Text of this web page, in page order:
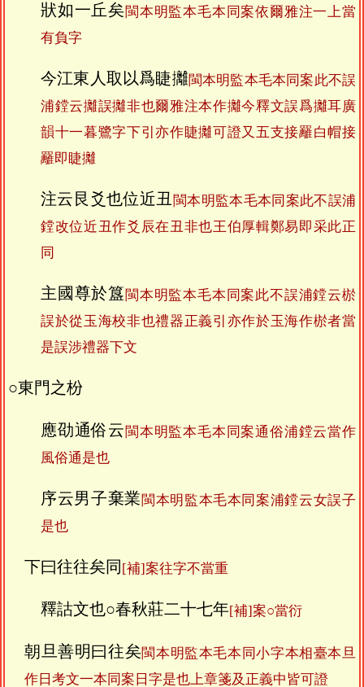
狀如一丘矣閩本明監本毛本同案依爾雅注一上當
有負字
今江東人取以爲睫攡閩本明監本毛本同案此不誤
浦鏜云攡誤攡非也爾雅注本作攡今釋文誤爲攡耳廣
韻十一暮鷺字下引亦作睫攡可證又五支接䍦白帽接
䍦即睫攡
注云艮爻也位近丑 閩本明監本毛本同案此不誤浦
鏜改位近丑作爻辰在丑非也王伯厚輯鄭易即采此正
同
主國尊於簋閩本明監本毛本同案此不誤浦鏜云棜
誤於從玉海校非也禮器正義引亦作於玉海作棜者當
是誤涉禮器下文
○東門之枌
應劭通俗云閩本明監本毛本同案通俗浦鏜云當作
風俗通是也
序云男子棄業閩本明監本毛本同案浦鏜云女誤子
是也
下曰往往矣同 [補]案往字不當重
釋詁文也○春秋莊二十七年[補]案○當衍
朝旦善明曰往矣閩本明監本毛本同小字本相臺本旦
作日考文一本同案日字是也上章箋及正義中皆可證